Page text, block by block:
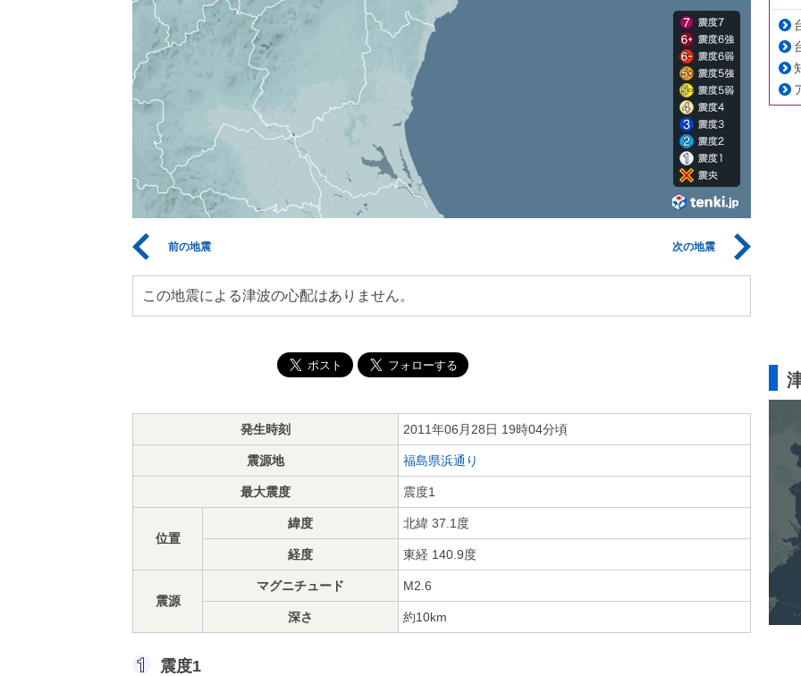
前の地震 次の地震
この地震による津波の心配はありません。
発生時刻 2011年06月28日 19時04分頃
震源地 福島県浜通り
最大震度 震度1
位置
緯度 北緯 37.1度
経度 東経 140.9度
震源
マグニチュード M2.6
深さ 約10km
震度1